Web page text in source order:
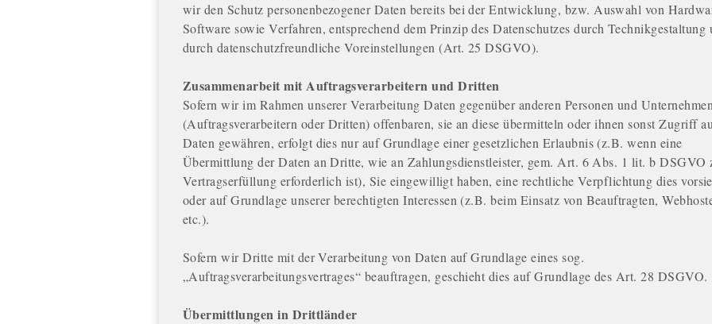
wir den Schutz personenbezogener Daten bereits bei der Entwicklung, bzw. Auswahl von
Software sowie Verfahren, entsprechend dem Prinzip des Datenschutzes durch Technikgestaltung
durch datenschutzfreundliche Voreinstellungen (Art. 25 DSGVO).
Zusammenarbeit mit Auftragsverarbeitern und Dritten
Sofern wir im Rahmen unserer Verarbeitung Daten gegenüber anderen Personen und Unternehmen
(Auftragsverarbeitern oder Dritten) offenbaren, sie an diese übermitteln oder ihnen sonst Zugriff
Daten gewähren, erfolgt dies nur auf Grundlage einer gesetzlichen Erlaubnis (z.B. wenn eine
Übermittlung der Daten an Dritte, wie an Zahlungsdienstleister, gem. Art. 6 Abs. 1 lit. b DSGVO
Vertragserfüllung erforderlich ist), Sie eingewilligt haben, eine rechtliche Verpflichtung dies
oder auf Grundlage unserer berechtigten Interessen (z.B. beim Einsatz von Beauftragten,
etc.).
Sofern wir Dritte mit der Verarbeitung von Daten auf Grundlage eines sog.
„Auftragsverarbeitungsvertrages“ beauftragen, geschieht dies auf Grundlage des Art. 28 DSGVO.
Übermittlungen in Drittländer